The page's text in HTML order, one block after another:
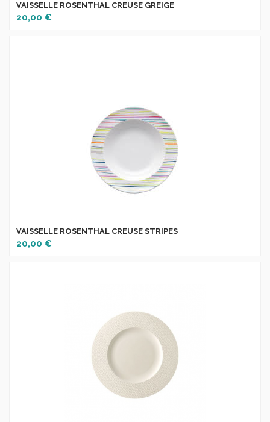
VAISSELLE ROSENTHAL CREUSE GREIGE
20,00 €
VAISSELLE ROSENTHAL CREUSE STRIPES
20,00 €